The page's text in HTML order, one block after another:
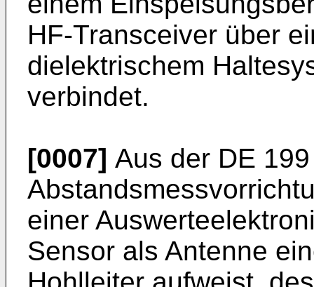
HF-Transceiver über
dielektrischem
verbindet.
[0007] Aus der DE
einer
Sensor als Antenne